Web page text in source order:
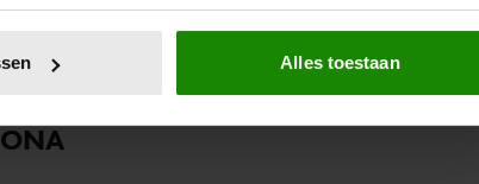
specifieke eigenschappen (fingerprinting)
om functies voor social media te bieden en om ons
gebruik van onze site met onze partners voor social
Alles toestaan
VOOR